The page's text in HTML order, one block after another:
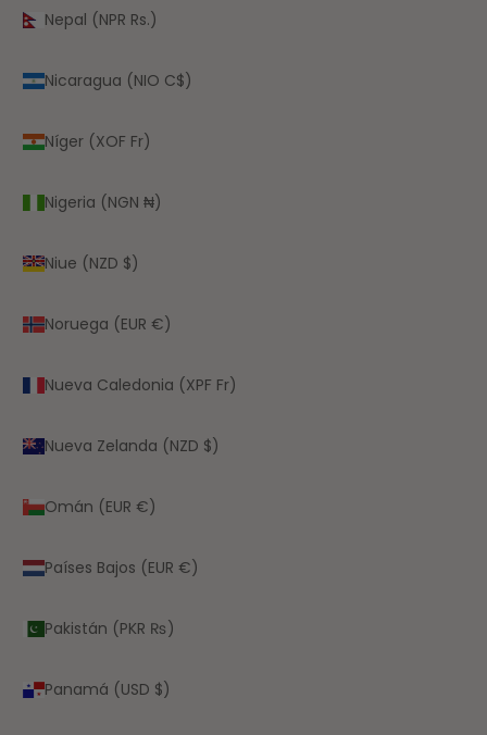
Nepal (NPR Rs.)
Nicaragua (NIO C$)
Níger (XOF Fr)
Nigeria (NGN ₦)
Niue (NZD $)
Noruega (EUR €)
Nueva Caledonia (XPF Fr)
Nueva Zelanda (NZD $)
Omán (EUR €)
Países Bajos (EUR €)
Pakistán (PKR ₨)
Panamá (USD $)